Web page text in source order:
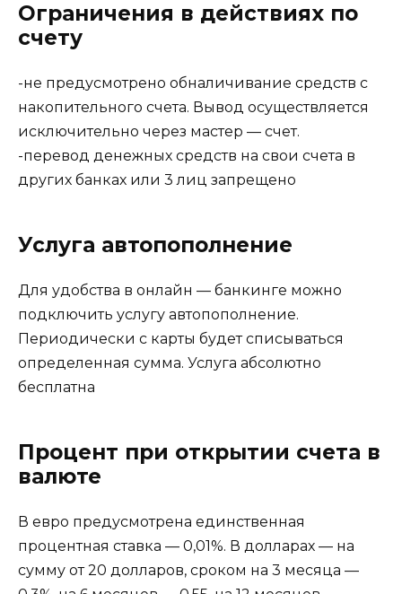
Ограничения в действиях по
счету
-не предусмотрено обналичивание средств с
накопительного счета. Вывод осуществляется
исключительно через мастер — счет.
-перевод денежных средств на свои счета в
других банках или 3 лиц запрещено
Услуга автопополнение
Для удобства в онлайн — банкинге можно
подключить услугу автопополнение.
Периодически с карты будет списываться
определенная сумма. Услуга абсолютно
бесплатна
Процент при открытии счета в
валюте
В евро предусмотрена единственная
процентная ставка — 0,01%. В долларах — на
сумму от 20 долларов, сроком на 3 месяца —